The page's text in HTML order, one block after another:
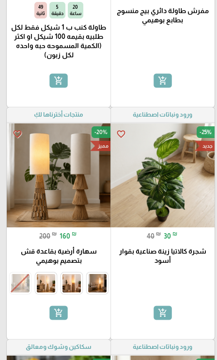
مفرش طاولة دائري بيج منسوج
بطابع بوهيمي
add_shopping_cart
20
ساعة
5
دقيقة
48
ثانية
طاولة كنب ب 1 شيكل فقط لكل
طلبيه بقيمه 100 شيكل او اكثر
(الكمية المسموحه حبه واحده
لكل زبون)
add_shopping_cart
ورود ونباتات اصطناعية
favorite_border -25%
جديد
40 ₪ 30 ₪
شجرة كالاتيا زينة صناعية بقوار
أسود
add_shopping_cart
منتجات أخترناها لكِ
favorite_border -20%
مميز
200 ₪ 160 ₪
سهارة أرضية بقاعدة قش
بتصميم بوهيمي
add_shopping_cart
ورود ونباتات اصطناعية سكاكين وشوك ومعالق